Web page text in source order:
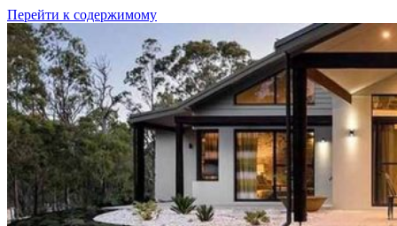
Перейти к содержимому